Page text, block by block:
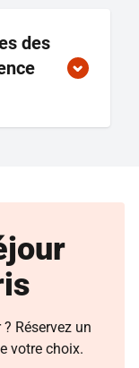
des
Réservez un
votre choix.